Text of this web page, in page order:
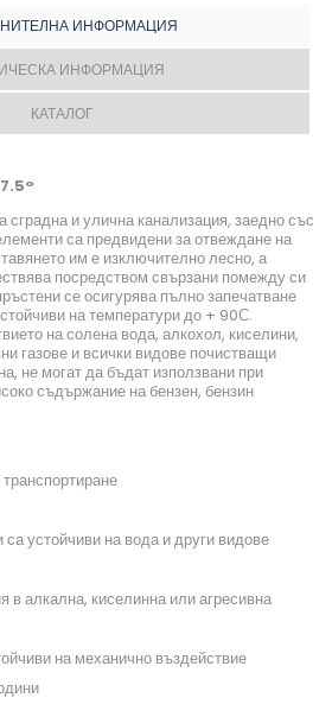
ИНФОРМАЦИЯ
ИНФОРМАЦИЯ
КАТАЛОГ
сградна и улична канализация, заедно със
са предвидени за отвеждане на
им е изключително лесно, а
посредством свързани помежду си
се осигурява пълно запечатване
на температури до + 90С.
на солена вода, алкохол, киселини,
газове и всички видове почистващи
не могат да бъдат използвани при
съдържание на бензен, бензин
устойчиви на вода и други видове
в алкална, киселинна или агресивна
на механично въздействие